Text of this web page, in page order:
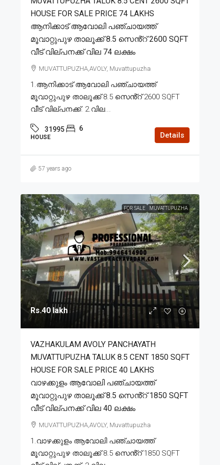
HOUSE FOR SALE PRICE 74 LAKHS
ആനിക്കാട് ആവോലി പഞ്ചായത്ത്
മൂവാറ്റുപുഴ താലൂക്ക് 8.5 സെൻ്റ് 2600 SQFT
വീട് വില്പനക്ക് വില 74 ലക്ഷം
MUVATTUPUZHA,AVOLY, Muvattupuzha
1.ആനിക്കാട് ആവോലി പഞ്ചായത്ത്
മൂവാറ്റുപുഴ താലൂക്ക് 8.5 സെൻ്റ് 2600 SQFT
വീട് വില്പനക്ക്. 2.വില...
31995 6
HOUSE Details
57 years ago
FOR SALE MUVATTUPUZHA
Rs.40 lakh
VAZHAKULAM AVOLY PANCHAYATH
MUVATTUPUZHA TALUK 8.5 CENT 1850 SQFT
HOUSE FOR SALE PRICE 40 LAKHS
വാഴക്കുളം ആവോലി പഞ്ചായത്ത്
മൂവാറ്റുപുഴ താലൂക്ക് 8.5 സെൻ്റ് 1850 SQFT
വീട് വില്പനക്ക് വില 40 ലക്ഷം
MUVATTUPUZHA,AVOLY, Muvattupuzha
1.വാഴക്കുളം ആവോലി പഞ്ചായത്ത്
മൂവാറ്റുപുഴ താലൂക്ക് 8.5 സെൻ്റ് 1850 SQFT